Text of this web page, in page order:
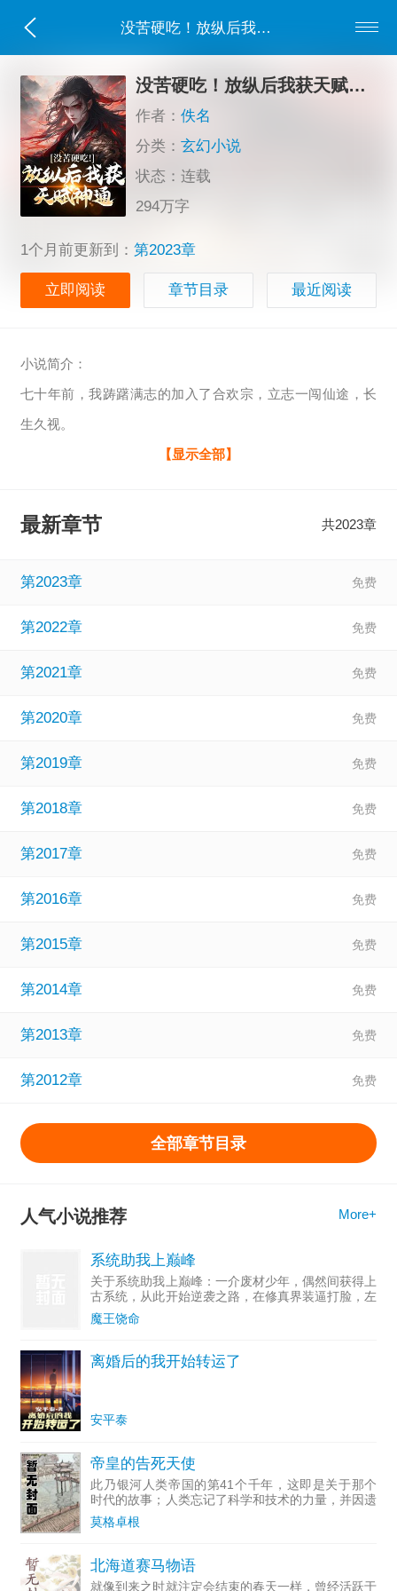
没苦硬吃！放纵后我获天赋神通！
没苦硬吃！放纵后我获天赋神通！
作者：佚名
分类：玄幻小说
状态：连载
294万字
1个月前更新到： 第2023章
立即阅读 章节目录 最近阅读
小说简介：
七十年前，我踌躇满志的加入了合欢宗，立志一闯仙途，长
生久视。
不想资质奇差，悟性更是一言难尽。
时至今日，我已年过九旬，寿元无多。
我坚守了七十载的长生之心终于被现实磨灭。
可就在我放弃的时候，我居然激活了超神修炼系统？
想起刚来的时候，我毅然将儿女情长推至脑后，下定决心一
【显示全部】
最新章节 共2023章
第2023章
第2022章
第2021章
第2020章
第2019章
第2018章
第2017章
第2016章
第2015章
第2014章
第2013章
第2012章
全部章节目录
人气小说推荐 More+
系统助我上巅峰
关于系统助我上巅峰：一介废材少年，偶然间获得上
古系统，从此开始逆袭之路，在修真界装逼打脸，左
拥右抱，为所欲为，从此过上了没羞没臊的生活！
魔王饶命
离婚后的我开始转运了
安平泰
帝皇的告死天使
此乃银河人类帝国的第41个千年，这即是关于那个
时代的故事；人类忘记了科学和技术的力量，并因遗
忘得太多而永远无法重拾它们。人类也忘记了进步与
理解的诺言，因为这残酷而黑暗的未来只有战争。群
莫格卓根
北海道赛马物语
就像到来之时就注定会结束的春天一样，曾经活跃于